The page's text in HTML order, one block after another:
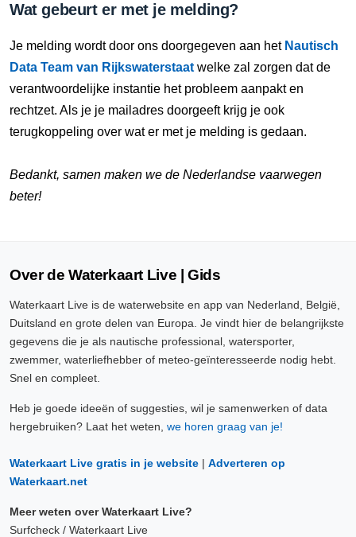
Wat gebeurt er met je melding?
Je melding wordt door ons doorgegeven aan het Nautisch
Data Team van Rijkswaterstaat welke zal zorgen dat de
verantwoordelijke instantie het probleem aanpakt en
rechtzet. Als je je mailadres doorgeeft krijg je ook
terugkoppeling over wat er met je melding is gedaan.
Bedankt, samen maken we de Nederlandse vaarwegen
beter!
Over de Waterkaart Live | Gids
Waterkaart Live is de waterwebsite en app van Nederland, België,
Duitsland en grote delen van Europa. Je vindt hier de belangrijkste
gegevens die je als nautische professional, watersporter,
zwemmer, waterliefhebber of meteo-geïnteresseerde nodig hebt.
Snel en compleet.
Heb je goede ideeën of suggesties, wil je samenwerken of data
hergebruiken? Laat het weten, we horen graag van je!
Waterkaart Live gratis in je website | Adverteren op
Waterkaart.net
Meer weten over Waterkaart Live?
Surfcheck / Waterkaart Live